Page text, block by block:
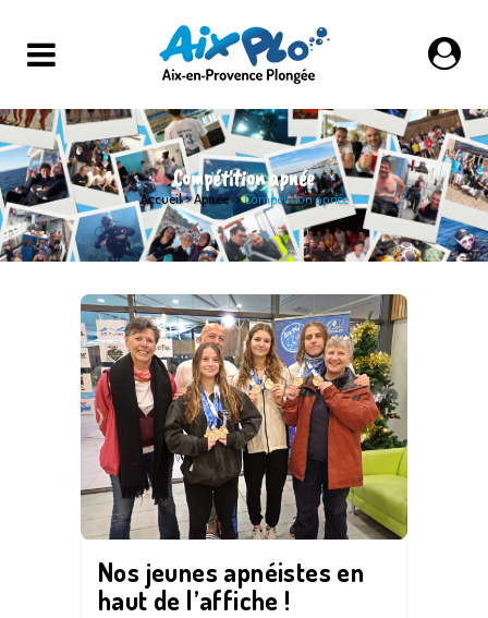
Compétition apnée
Accueil>Apnée>Compétition apnée
Nos jeunes apnéistes en
haut de l’affiche !